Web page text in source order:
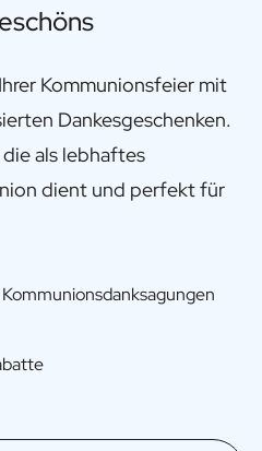
Kommunionsfeier mit
Dankesgeschenken.
als lebhaftes
dient und perfekt für